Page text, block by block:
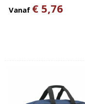
Vanaf € 5,76